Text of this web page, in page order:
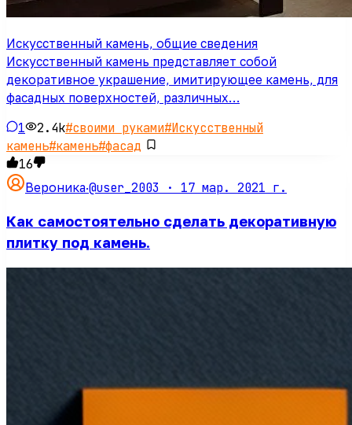
Искусственный камень, общие сведения
Искусственный камень представляет собой
декоративное украшение, имитирующее камень, для
фасадных поверхностей, различных…
1 2.4k#своими руками#Искусственный
камень#камень#фасад
16
Вероника·@user_2003 · 17 мар. 2021 г.
Как самостоятельно сделать декоративную
плитку под камень.